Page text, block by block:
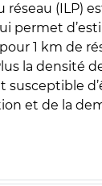
réseau (ILP)
permet
1 km de
la densité
susceptible
et de la